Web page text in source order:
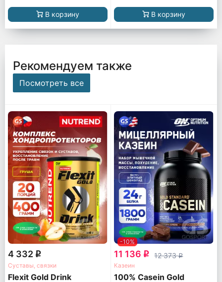
В корзину В корзину
Рекомендуем также
Посмотреть все
4 332 q
Суставы, связки
Flexit Gold Drink
-10%
11 136 q 12 373q
Казеин
100% Casein Gold